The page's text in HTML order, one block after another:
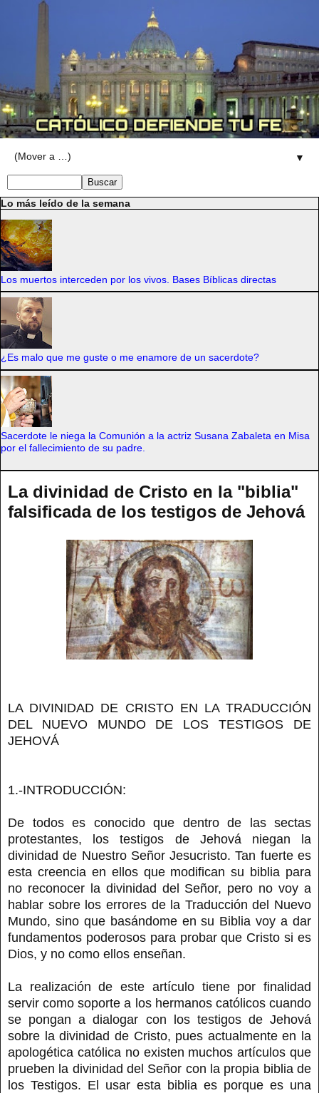
▼
Lo más leído de la semana
Los muertos interceden por los vivos. Bases Bíblicas directas
¿Es malo que me guste o me enamore de un sacerdote?
Sacerdote le niega la Comunión a la actriz Susana Zabaleta en Misa
por el fallecimiento de su padre.
La divinidad de Cristo en la "biblia"
falsificada de los testigos de Jehová
LA DIVINIDAD DE CRISTO EN LA TRADUCCIÓN
DEL NUEVO MUNDO DE LOS TESTIGOS DE
JEHOVÁ
1.-INTRODUCCIÓN:
De todos es conocido que dentro de las sectas
protestantes, los testigos de Jehová niegan la
divinidad de Nuestro Señor Jesucristo. Tan fuerte es
esta creencia en ellos que modifican su biblia para
no reconocer la divinidad del Señor, pero no voy a
hablar sobre los errores de la Traducción del Nuevo
Mundo, sino que basándome en su Biblia voy a dar
fundamentos poderosos para probar que Cristo si es
Dios, y no como ellos enseñan.
La realización de este artículo tiene por finalidad
servir como soporte a los hermanos católicos cuando
se pongan a dialogar con los testigos de Jehová
sobre la divinidad de Cristo, pues actualmente en la
apologética católica no existen muchos artículos que
prueben la divinidad del Señor con la propia biblia de
los Testigos. El usar esta biblia es porque es una